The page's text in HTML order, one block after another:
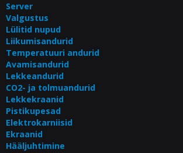
Server
Valgustus
Lülitid nupud
Liikumisandurid
Temperatuuri andurid
Avamisandurid
Lekkeandurid
CO2- ja tolmuandurid
Lekkekraanid
Pistikupesad
Elektrokarniisid
Ekraanid
Hääljuhtimine